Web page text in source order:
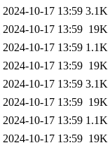
2024-10-17 13:59 3.1K
2024-10-17 13:59 19K
2024-10-17 13:59 1.1K
2024-10-17 13:59 19K
2024-10-17 13:59 3.1K
2024-10-17 13:59 19K
2024-10-17 13:59 1.1K
2024-10-17 13:59 19K